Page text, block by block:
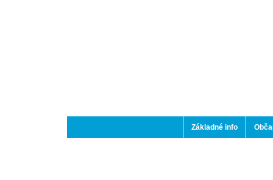
Základné info